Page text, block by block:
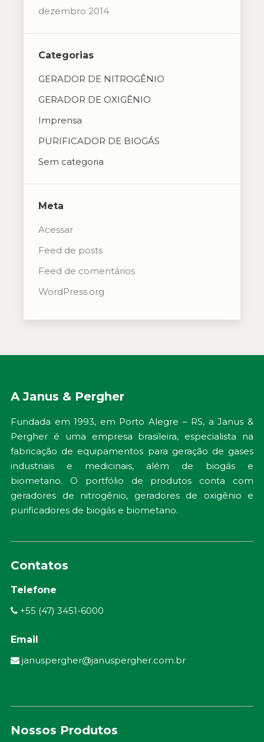
dezembro 2014
Categorias
GERADOR DE NITROGÊNIO
GERADOR DE OXIGÊNIO
Imprensa
PURIFICADOR DE BIOGÁS
Sem categoria
Meta
Acessar
Feed de posts
Feed de comentários
WordPress.org
A Janus & Pergher
Fundada em 1993, em Porto Alegre – RS, a Janus &
Pergher é uma empresa brasileira, especialista na
fabricação de equipamentos para geração de gases
industriais e medicinais, além de biogás e
biometano. O portfólio de produtos conta com
geradores de nitrogênio, geradores de oxigênio e
purificadores de biogás e biometano.
Contatos
Telefone
+55 (47) 3451-6000
Email
januspergher@januspergher.com.br
Nossos Produtos